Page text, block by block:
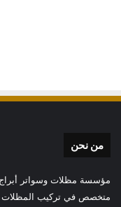
من نحن
مؤسسة مظلات وسواتر
متخصص في تركيب المظلات